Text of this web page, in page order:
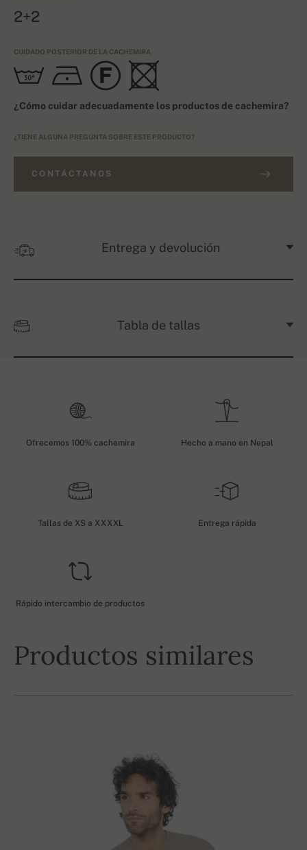
2+2
CUIDADO POSTERIOR DE LA CACHEMIRA
¿Cómo cuidar adecuadamente los productos de cachemira?
¿TIENE ALGUNA PREGUNTA SOBRE ESTE PRODUCTO?
CONTÁCTANOS
Entrega y devolución
Tabla de tallas
Ofrecemos 100% cachemira Hecho a mano en Nepal
Tallas de XS a XXXXL Entrega rápida
Rápido intercambio de productos
Productos similares